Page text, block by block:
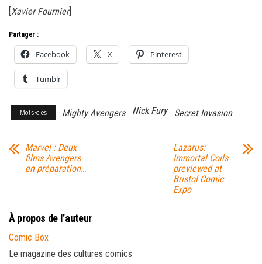
[Xavier Fournier]
Partager :
Facebook X Pinterest
Tumblr
Mots-clés Mighty Avengers Nick Fury Secret Invasion
Marvel : Deux
films Avengers
en préparation…
Lazarus:
Immortal Coils
previewed at
Bristol Comic
Expo
À propos de l’auteur
Comic Box
Le magazine des cultures comics